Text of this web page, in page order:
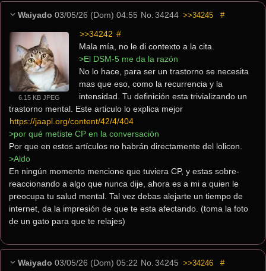
Waiyado 03/05/26 (Dom) 04:55 No. 34244 >>34245 #
6.15 KB JPEG
>>34242 #
Mala mía, no le di contexto a la cita.
>El DSM-5 me da la razón
No lo hace, para ser un trastorno se necesita
mas que eso, como la recurrencia y la
intensidad. Tu definición esta trivializando un
https://jaapl.org/content/42/4/404
>por qué metiste CP en la conversación
Por que en estos artículos no habrán directamente del lolicon.
>Aldo
En ningún momento mencione que tuviera CP, y estas sobre-
reaccionando a algo que nunca dije, ahora es a mi a quien le
preocupa tu salud mental. Tal vez debas alejarte un tiempo de
internet, da la impresión de que te esta afectando. (toma la foto
de un gato para que te relajes)
Waiyado 03/05/26 (Dom) 05:22 No. 34245 >>34246 #